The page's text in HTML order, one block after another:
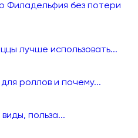
Филадельфия без потери
лучше использовать...
роллов и почему...
польза...